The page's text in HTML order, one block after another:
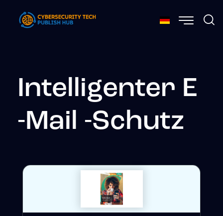
Intelligenter E
-Mail -Schutz